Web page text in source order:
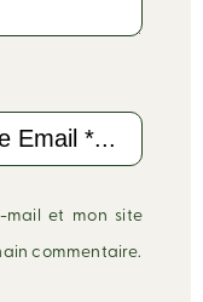
mail et mon site
commentaire.